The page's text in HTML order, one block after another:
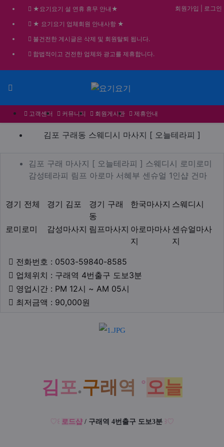
★요기요기 설 연휴 휴무 안내★
★ 요기요기 업체회원 안내사항 ★
불건전한 게시글은 삭제 및 회원탈퇴 됩니다.
합법적이고 건전한 업체와 광고를 제휴합니다.
회원가입 로그인
고객센터 커뮤니티 회원게시판 제휴안내
김포 구래동 스웨디시 마
김포 구래동 스웨디시 마사지 [ 오늘테라피 ]
업체 정보
김포 구래 마사지 [ 오늘테
김포 구래 마사지 [ 오늘테라피 ] 스웨디시 로미로미
감성테라피 림프 아로마 서혜부 센슈얼 1인샵 건마
경기 전체 경기 김포
경기 구래
동
지역1 한국마사지 스웨디시
로미로미 감성마사지 림프마사지 아로마마사
지
센슈얼마사
지
테마
전화번호 : 0503-59840-8585
업체위치 : 구래역 4번출구 도보3분
영업시간 : PM 12시 ~ AM 05시
최저금액 : 90,000원
김 포.구래 역 ˚오늘
♡꒰ 로드샵 / 구래역 4번출구 도보3분 ꒱ ♡